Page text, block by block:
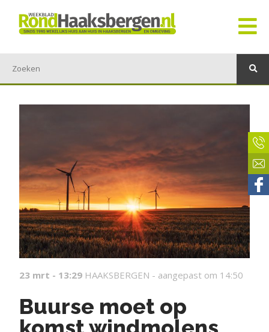
23 mrt - 13:29 HAAKSBERGEN - aangepast om 14:50
Buurse moet op